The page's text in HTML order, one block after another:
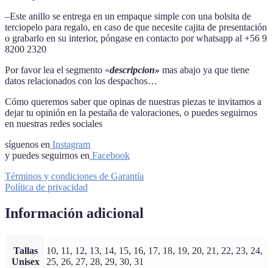
–Este anillo se entrega en un empaque simple con una bolsita de
terciopelo para regalo, en caso de que necesite cajita de presentación
o grabarlo en su interior, póngase en contacto por whatsapp al +56 9
8200 2320
Por favor lea el segmento «descripcion» mas abajo ya que tiene
datos relacionados con los despachos…
Cómo queremos saber que opinas de nuestras piezas te invitamos a
dejar tu opinión en la pestaña de valoraciones, o puedes seguirnos
en nuestras redes sociales
síguenos en Instagram
y puedes seguirnos en Facebook
Términos y condiciones de Garantía
Política de privacidad
Información adicional
Tallas
Unisex
10, 11, 12, 13, 14, 15, 16, 17, 18, 19, 20, 21, 22, 23, 24,
25, 26, 27, 28, 29, 30, 31